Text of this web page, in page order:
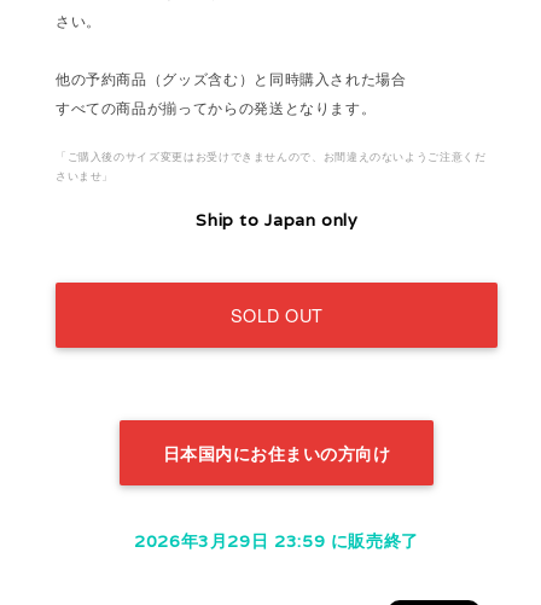
さい。
他の予約商品（グッズ含む）と同時購入された場合
すべての商品が揃ってからの発送となります。
「ご購入後のサイズ変更はお受けできませんので、お間違えのないようご注意くだ
さいませ」
Ship to Japan only
SOLD OUT
日本国内にお住まいの方向け
2026年3月29日 23:59 に販売終了